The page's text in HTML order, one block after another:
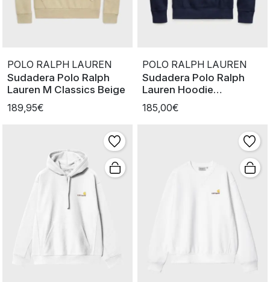
POLO RALPH LAUREN
Sudadera Polo Ralph
Lauren M Classics Beige
189,95€
POLO RALPH LAUREN
Sudadera Polo Ralph
Lauren Hoodie
CruiseNavy
185,00€